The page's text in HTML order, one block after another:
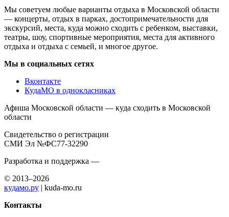
Мы советуем любые варианты отдыха в Московской области
— концерты, отдых в парках, достопримечательности для
экскурсий, места, куда можно сходить с ребенком, выставки,
театры, шоу, спортивные мероприятия, места для активного
отдыха и отдыха с семьей, и многое другое.
Мы в социальных сетях
Вконтакте
КудаМО в однокласниках
Афиша Московской области — куда сходить в Московской
области
Свидетельство о регистрации
СМИ Эл №ФС77-32290
Разработка и поддержка —
© 2013–2026
кудамо.ру | kuda-mo.ru
Контакты